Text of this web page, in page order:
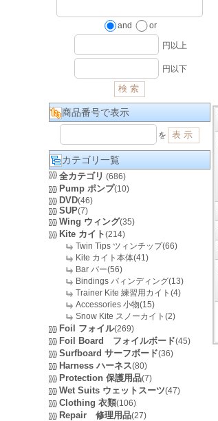
and or
円以上
円以下
商品番号で表示
を
カテゴリ一覧
全カテゴリ (686)
Pump ポンプ(10)
DVD(46)
SUP(7)
Wing ウィング(35)
Kite カイト(214)
Twin Tips ツィンチップ(66)
Kite カイト本体(41)
Bar バー(56)
Bindings バィンディング(13)
Trainer Kite 練習用カイト(4)
Accessories 小物(15)
Snow Kite スノーカイト(2)
Foil フォイル(269)
Foil Board フォイルボード(45)
Surfboard サーフボード(36)
Harness ハーネス(80)
Protection 保護用品(7)
Wet Suits ウェットスーツ(47)
Clothing 衣類(106)
Repair 修理用品(27)